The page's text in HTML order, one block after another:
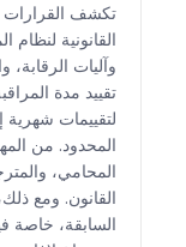
تكشف القرارات
القانونية لنظام
وآليات
لتقييمات شهرية
المحدود. من
المحامي،
القانون. ومع
السابقة، خاصة